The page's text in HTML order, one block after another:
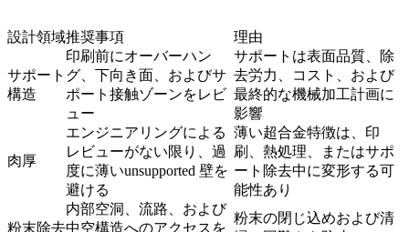
設計領域推奨事項 理由
サポート
構造
印刷前にオーバーハン
グ、下向き面、およびサ
ポート接触ゾーンをレビ
ュー
サポートは表面品質、除
去労力、コスト、および
最終的な機械加工計画に
影響
肉厚
エンジニアリングによる
レビューがない限り、過
度に薄いunsupported 壁を
避ける
薄い超合金特徴は、印
刷、熱処理、またはサポ
ート除去中に変形する可
能性あり
粉末除去
内部空洞、流路、および
中空構造へのアクセスを
粉末の閉じ込めおよび清